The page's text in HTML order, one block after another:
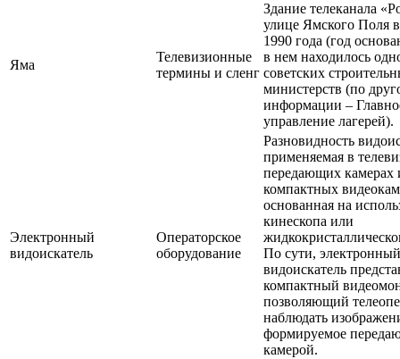
Яма
Телевизионные
термины и сленг
Здание телеканала
улице Ямского Поля
1990 года (год
в нем находилось
советских
министерств (по
информации –
управление лагерей).
Электронный
видоискатель
Операторское
оборудование
Разновидность
применяемая в
передающих камерах
компактных
основанная на
кинескопа или
По сути, электронный
видоискатель
компактный
позволяющий
наблюдать
формируемое
камерой.